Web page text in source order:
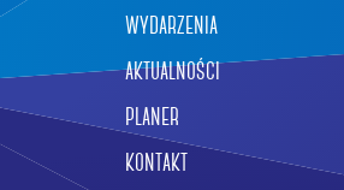
wydarzenia
aktualności
planer
kontakt